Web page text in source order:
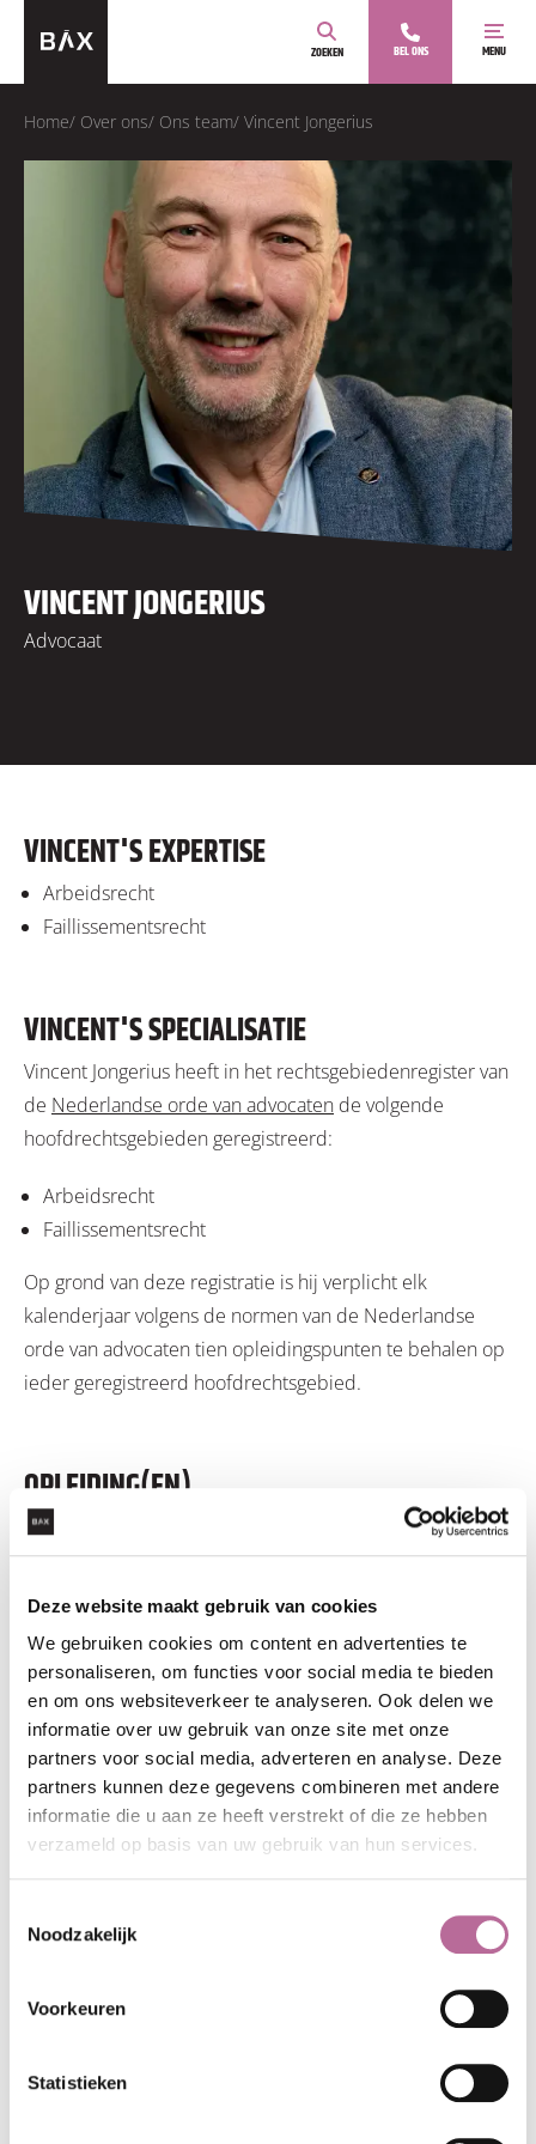
Deze website maakt gebruik van cookies
We gebruiken cookies om content en advertenties te
personaliseren, om functies voor social media te bieden
en om ons websiteverkeer te analyseren. Ook delen we
informatie over uw gebruik van onze site met onze
partners voor social media, adverteren en analyse. Deze
partners kunnen deze gegevens combineren met andere
informatie die u aan ze heeft verstrekt of die ze hebben
verzameld op basis van uw gebruik van hun services.
Noodzakelijk
Voorkeuren
Statistieken
ZOEKEN BEL ONS MENU
Home/ Over ons/ Ons team/ Vincent Jongerius
VINCENT JONGERIUS
Advocaat
VINCENT'S EXPERTISE
Arbeidsrecht
Faillissementsrecht
VINCENT'S SPECIALISATIE
Vincent Jongerius heeft in het rechtsgebiedenregister van
de Nederlandse orde van advocaten de volgende
hoofdrechtsgebieden geregistreerd:
Arbeidsrecht
Faillissementsrecht
Op grond van deze registratie is hij verplicht elk
kalenderjaar volgens de normen van de Nederlandse
orde van advocaten tien opleidingspunten te behalen op
ieder geregistreerd hoofdrechtsgebied.
OPLEIDING(EN)
Universiteit Rotterdam
Grotius opleiding Insolventierecht
ACTIVITEITEN
VAAN(Vereniging Arbeidsrecht Advocaten Nederland)
Insolad(Vereniging van insolventierecht advocaten)
VAARA (Vereniging Arbeidsrecht Advocaten Ressort
Arnhem)
Telefoon:
Social:LinkedIn